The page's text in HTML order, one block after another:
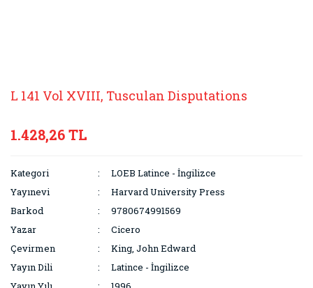
L 141 Vol XVIII, Tusculan Disputations
1.428,26 TL
Kategori
LOEB Latince - İngilizce
Yayınevi
Harvard University Press
Barkod
9780674991569
Yazar
Cicero
Çevirmen
King, John Edward
Yayın Dili
Latince - İngilizce